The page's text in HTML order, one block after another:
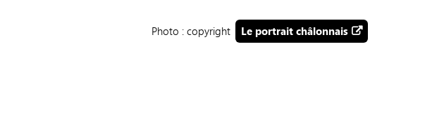
Photo : copyright Le portrait châlonnais